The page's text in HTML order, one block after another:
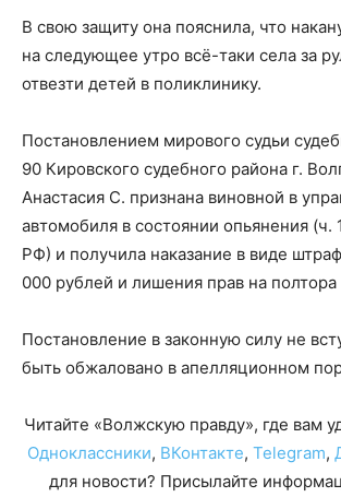
В свою защиту она пояснила, что
на следующее утро всё-таки села за
отвезти детей в поликлинику.
Постановлением мирового судьи
90 Кировского судебного района г.
Анастасия С. признана виновной в
автомобиля в состоянии опьянения (ч.
РФ) и получила наказание в виде
000 рублей и лишения прав на полтора
Постановление в законную силу не
быть обжаловано в апелляционном
Читайте «Волжскую правду», где вам
Одноклассники, ВКонтакте, Telegram,
для новости? Присылайте